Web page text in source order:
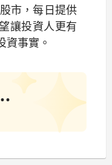
市，每日提供
讓投資人更有
資事實。